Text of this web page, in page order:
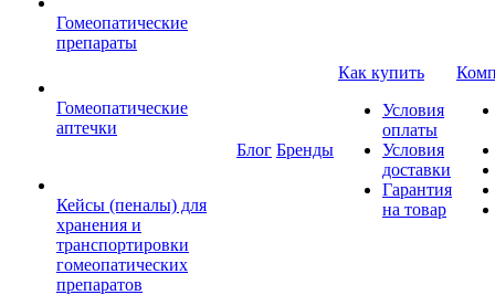
Гомеопатические
препараты
Гомеопатические
аптечки
Кейсы (пеналы) для
хранения и
транспортировки
гомеопатических
препаратов
Блог Бренды
Как купить
Условия
оплаты
Условия
доставки
Гарантия
на товар